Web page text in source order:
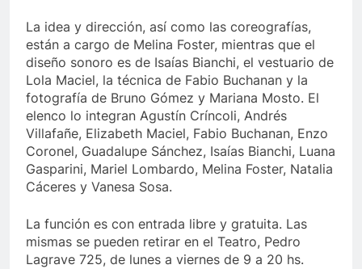
La idea y dirección, así como las coreografías,
están a cargo de Melina Foster, mientras que el
diseño sonoro es de Isaías Bianchi, el vestuario de
Lola Maciel, la técnica de Fabio Buchanan y la
fotografía de Bruno Gómez y Mariana Mosto. El
elenco lo integran Agustín Críncoli, Andrés
Villafañe, Elizabeth Maciel, Fabio Buchanan, Enzo
Coronel, Guadalupe Sánchez, Isaías Bianchi, Luana
Gasparini, Mariel Lombardo, Melina Foster, Natalia
Cáceres y Vanesa Sosa.
La función es con entrada libre y gratuita. Las
mismas se pueden retirar en el Teatro, Pedro
Lagrave 725, de lunes a viernes de 9 a 20 hs.